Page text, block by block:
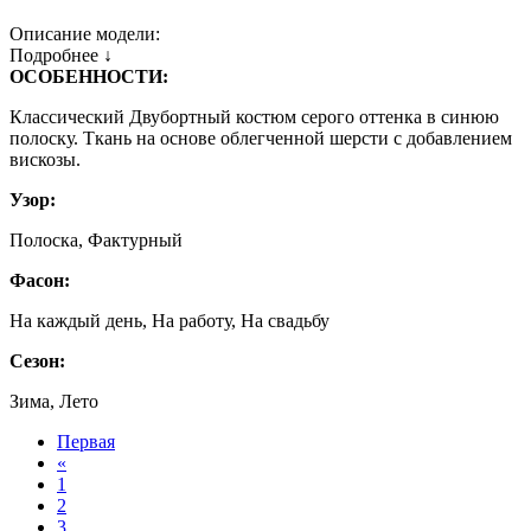
Описание модели:
Подробнее ↓
ОСОБЕННОСТИ:
Классический Двубортный костюм серого оттенка в синюю
полоску. Ткань на основе облегченной шерсти с добавлением
вискозы.
Узор:
Полоска, Фактурный
Фасон:
На каждый день, На работу, На свадьбу
Сезон:
Зима, Лето
Первая
«
1
2
3